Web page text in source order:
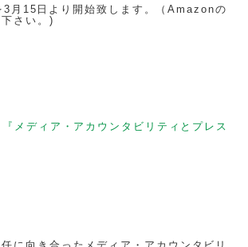
月15日より開始致します。（Amazonの
さい。)
『メディア・アカウンタビリティとプレス